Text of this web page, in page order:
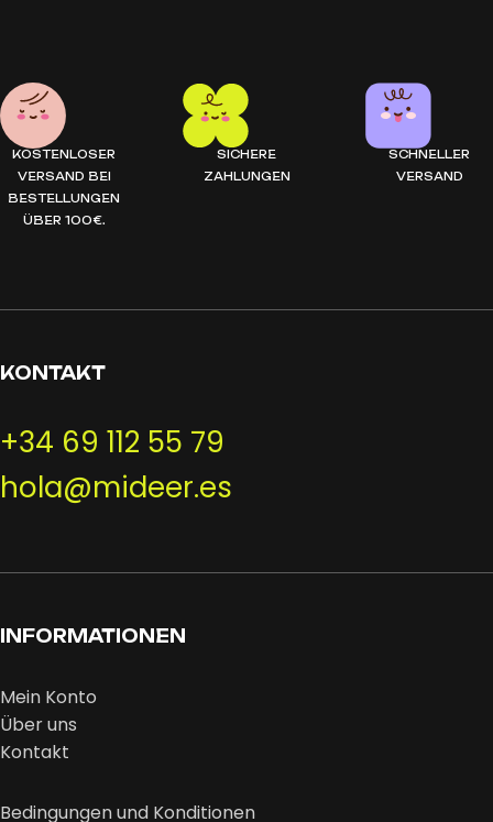
KOSTENLOSER
VERSAND BEI
BESTELLUNGEN
ÜBER 100€.
SICHERE
ZAHLUNGEN
SCHNELLER
VERSAND
KONTAKT
+34 69 112 55 79
hola@mideer.es
INFORMATIONEN
Mein Konto
Über uns
Kontakt
Bedingungen und Konditionen